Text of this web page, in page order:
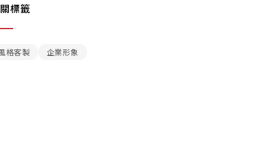
標籤
格客製 企業形象